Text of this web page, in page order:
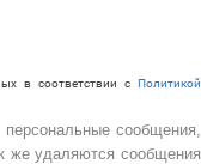
в соответствии сПолитикой
сообщения,
же удаляются сообщения